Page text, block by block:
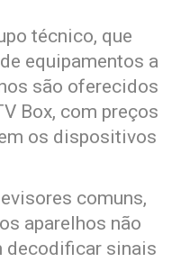
técnico, que
equipamentos a
são oferecidos
Box, com preços
os dispositivos
comuns,
aparelhos não
decodificar sinais